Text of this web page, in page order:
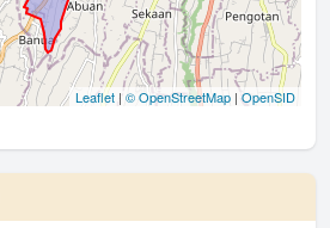
Leaflet | © OpenStreetMap | OpenSID